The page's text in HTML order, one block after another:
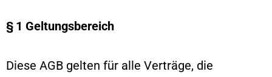
§ 1 Geltungsbereich
Diese AGB gelten für alle Verträge, die